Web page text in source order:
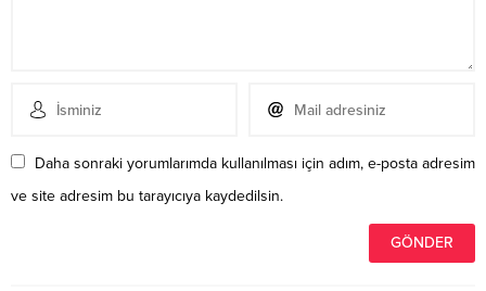
Daha sonraki yorumlarımda kullanılması için adım, e-posta adresim
ve site adresim bu tarayıcıya kaydedilsin.